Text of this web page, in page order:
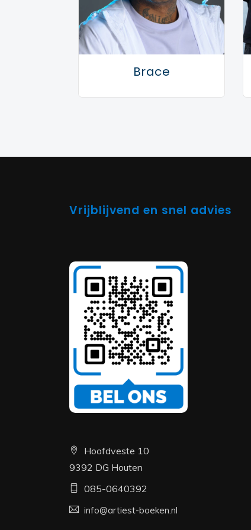
De heren zijn nu terug met hun
bijbehorende 3D video is een
te zien zijn. De single is afkomstig
een opmars richting het volgende
Brace
Vrijblijvend en snel advies
Hoofdveste 10
9392 DG Houten
085-0640392
info@artiest-boeken.nl